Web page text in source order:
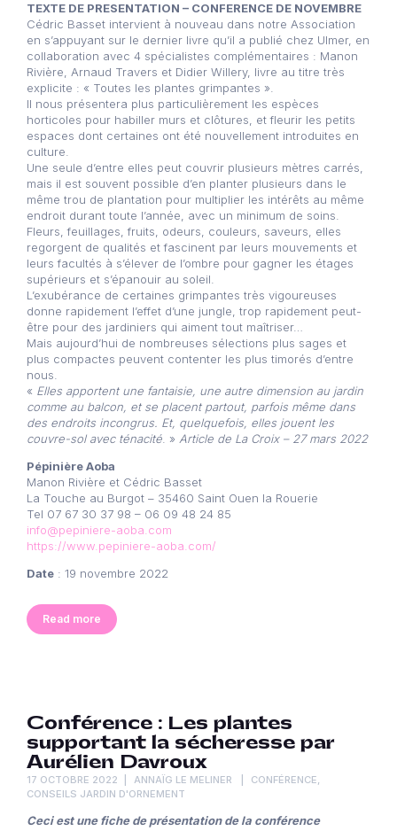
TEXTE DE PRESENTATION – CONFERENCE DE NOVEMBRE
Cédric Basset intervient à nouveau dans notre Association
en s’appuyant sur le dernier livre qu’il a publié chez Ulmer, en
collaboration avec 4 spécialistes complémentaires : Manon
Rivière, Arnaud Travers et Didier Willery, livre au titre très
explicite : « Toutes les plantes grimpantes ».
Il nous présentera plus particulièrement les espèces
horticoles pour habiller murs et clôtures, et fleurir les petits
espaces dont certaines ont été nouvellement introduites en
culture.
Une seule d’entre elles peut couvrir plusieurs mètres carrés,
mais il est souvent possible d’en planter plusieurs dans le
même trou de plantation pour multiplier les intérêts au même
endroit durant toute l’année, avec un minimum de soins.
Fleurs, feuillages, fruits, odeurs, couleurs, saveurs, elles
regorgent de qualités et fascinent par leurs mouvements et
leurs facultés à s’élever de l’ombre pour gagner les étages
supérieurs et s’épanouir au soleil.
L’exubérance de certaines grimpantes très vigoureuses
donne rapidement l’effet d’une jungle, trop rapidement peut-
être pour des jardiniers qui aiment tout maîtriser…
Mais aujourd’hui de nombreuses sélections plus sages et
plus compactes peuvent contenter les plus timorés d’entre
nous.
« Elles apportent une fantaisie, une autre dimension au jardin
comme au balcon, et se placent partout, parfois même dans
des endroits incongrus. Et, quelquefois, elles jouent les
couvre-sol avec ténacité . » Article de La Croix – 27 mars 2022
Pépinière Aoba
Manon Rivière et Cédric Basset
La Touche au Burgot – 35460 Saint Ouen la Rouerie
Tel 07 67 30 37 98 – 06 09 48 24 85
info@pepiniere-aoba.com
https://www.pepiniere-aoba.com/
Date : 19 novembre 2022
Read more
Conférence : Les plantes
supportant la sécheresse par
Aurélien Davroux
17 OCTOBRE 2022 ANNAÏG LE MELINER CONFÉRENCE,
CONSEILS JARDIN D'ORNEMENT
Ceci est une fiche de présentation de la conférence